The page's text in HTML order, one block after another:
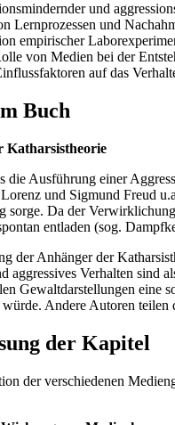
und
Lernprozessen und
empirischer
von Medien bei der
auf das
Buch
Katharsistheorie
die Ausführung einer
und Sigmund Freud
sorge. Da der
entladen (sog.
der Anhänger der
aggressives Verhalten
Gewaltdarstellungen eine
Andere Autoren
der Kapitel
der verschiedenen